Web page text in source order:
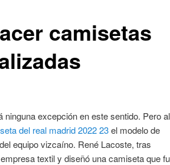
camisetas
excepción en este sentido. Pero al
del real madrid 2022 23el modelo de
equipo vizcaíno. René Lacoste, tras
textil y diseñó una camiseta que